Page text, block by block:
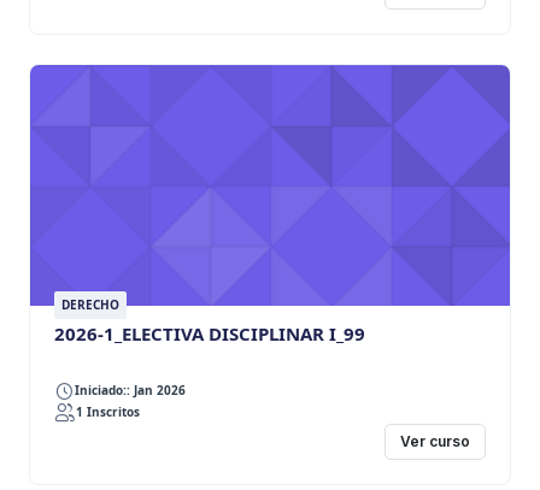
DERECHO
2026-1_ELECTIVA DISCIPLINAR I_99
Iniciado:: Jan 2026
1 Inscritos
Ver curso